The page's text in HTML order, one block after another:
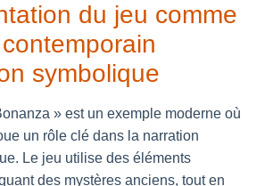
du jeu comme
symbolique
» est un exemple moderne où
un rôle clé dans la narration
Le jeu utilise des éléments
des mystères anciens, tout en